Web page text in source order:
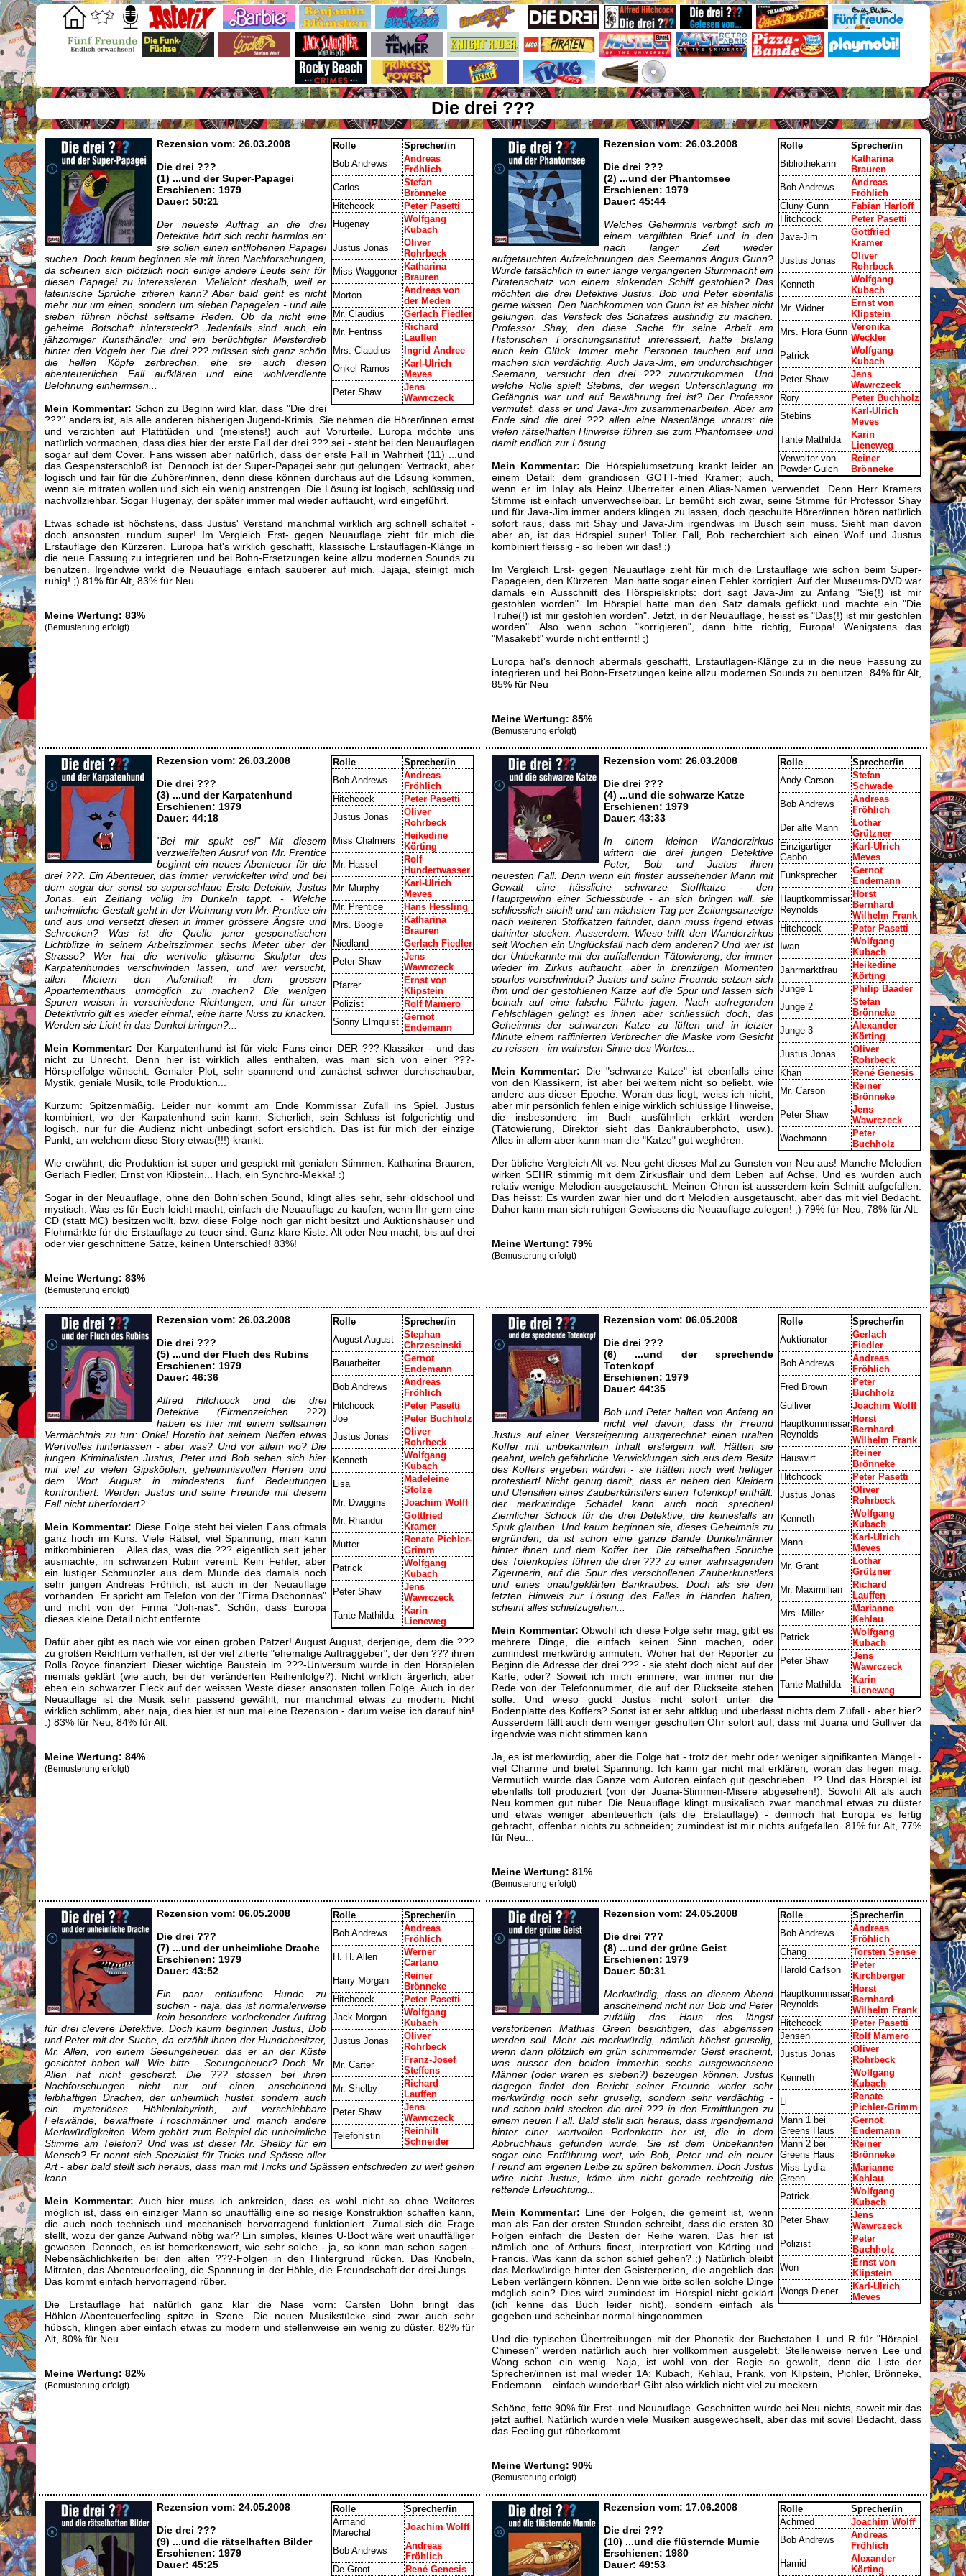
Die drei ???
Rolle
Sprecher/in
Bob Andrews
Andreas
Fröhlich
Carlos
Stefan
Brönneke
Hitchcock
Peter Pasetti
Hugenay
Wolfgang
Kubach
Justus Jonas
Oliver
Rohrbeck
Miss Waggoner
Katharina
Brauren
Morton
Andreas von
der Meden
Mr. Claudius
Gerlach Fiedler
Mr. Fentriss
Richard
Lauffen
Mrs. Claudius
Ingrid Andree
Onkel Ramos
Karl-Ulrich
Meves
Peter Shaw
Jens
Wawrczeck
Rezension vom: 26.03.2008
Die drei ???
(1) ...und der Super-Papagei
Erschienen: 1979
Dauer: 50:21
Der neueste Auftrag an die drei
Detektive hört sich recht harmlos an:
sie sollen einen entflohenen Papagei
suchen. Doch kaum beginnen sie mit ihren Nachforschungen,
da scheinen sich plötzlich noch einige andere Leute sehr für
diesen Papagei zu interessieren. Vielleicht deshalb, weil er
lateinische Sprüche zitieren kann? Aber bald geht es nicht
mehr nur um einen, sondern um sieben Papageien - und alle
sieben führen höchst seltsame Reden. Ob da nicht eine
geheime Botschaft hintersteckt? Jedenfalls sind auch ein
jähzorniger Kunsthändler und ein berüchtigter Meisterdieb
hinter den Vögeln her. Die drei ??? müssen sich ganz schön
die hellen Köpfe zerbrechen, ehe sie auch diesen
abenteuerlichen Fall aufklären und eine wohlverdiente
Belohnung einheimsen...
Mein Kommentar: Schon zu Beginn wird klar, dass "Die drei
???" anders ist, als alle anderen bisherigen Jugend-Krimis. Sie nehmen die Hörer/innen ernst
und verzichten auf Plattitüden und (meistens!) auch auf Vorurteile. Europa möchte uns
natürlich vormachen, dass dies hier der erste Fall der drei ??? sei - steht bei den Neuauflagen
sogar auf dem Cover. Fans wissen aber natürlich, dass der erste Fall in Wahrheit (11) ...und
das Gespensterschloß ist. Dennoch ist der Super-Papagei sehr gut gelungen: Vertrackt, aber
logisch und fair für die Zuhörer/innen, denn diese können durchaus auf die Lösung kommen,
wenn sie mitraten wollen und sich ein wenig anstrengen. Die Lösung ist logisch, schlüssig und
nachvollziehbar. Sogar Hugenay, der später immer mal wieder auftaucht, wird eingeführt.
Etwas schade ist höchstens, dass Justus' Verstand manchmal wirklich arg schnell schaltet -
doch ansonsten rundum super! Im Vergleich Erst- gegen Neuauflage zieht für mich die
Erstauflage den Kürzeren. Europa hat's wirklich geschafft, klassische Erstauflagen-Klänge in
die neue Fassung zu integrieren und bei Bohn-Ersetzungen keine allzu modernen Sounds zu
benutzen. Irgendwie wirkt die Neuauflage einfach sauberer auf mich. Jajaja, steinigt mich
ruhig! ;) 81% für Alt, 83% für Neu
Meine Wertung: 83%
(Bemusterung erfolgt)
Rolle
Sprecher/in
Bibliothekarin
Katharina
Brauren
Bob Andrews
Andreas
Fröhlich
Cluny Gunn
Fabian Harloff
Hitchcock
Peter Pasetti
Java-Jim
Gottfried
Kramer
Justus Jonas
Oliver
Rohrbeck
Kenneth
Wolfgang
Kubach
Mr. Widner
Ernst von
Klipstein
Mrs. Flora Gunn Veronika
Weckler
Patrick
Wolfgang
Kubach
Peter Shaw
Jens
Wawrczeck
Rory
Peter Buchholz
Stebins
Karl-Ulrich
Meves
Tante Mathilda
Karin
Lieneweg
Verwalter von
Powder Gulch
Reiner
Brönneke
Rezension vom: 26.03.2008
Die drei ???
(2) ...und der Phantomsee
Erschienen: 1979
Dauer: 45:44
Welches Geheimnis verbirgt sich in
einem vergilbten Brief und in den
nach langer Zeit wieder
aufgetauchten Aufzeichnungen des Seemanns Angus Gunn?
Wurde tatsächlich in einer lange vergangenen Sturmnacht ein
Piratenschatz von einem sinkenden Schiff gestohlen? Das
möchten die drei Detektive Justus, Bob und Peter ebenfalls
gerne wissen. Den Nachkommen von Gunn ist es bisher nicht
gelungen, das Versteck des Schatzes ausfindig zu machen.
Professor Shay, den diese Sache für seine Arbeit am
Historischen Forschungsinstitut interessiert, hatte bislang
auch kein Glück. Immer mehr Personen tauchen auf und
machen sich verdächtig. Auch Java-Jim, ein undurchsichtiger
Seemann, versucht den drei ??? zuvorzukommen. Und
welche Rolle spielt Stebins, der wegen Unterschlagung im
Gefängnis war und auf Bewährung frei ist? Der Professor
vermutet, dass er und Java-Jim zusammenarbeiten. Aber am
Ende sind die drei ??? allen eine Nasenlänge voraus: die
vielen rätselhaften Hinweise führen sie zum Phantomsee und
damit endlich zur Lösung.
Mein Kommentar: Die Hörspielumsetzung krankt leider an
einem Detail: dem grandiosen GOTT-fried Kramer; auch,
wenn er im Inlay als Heinz Überreiter einen Alias-Namen verwendet. Denn Herr Kramers
Stimme ist einfach unverwechselbar. Er bemüht sich zwar, seine Stimme für Professor Shay
und für Java-Jim immer anders klingen zu lassen, doch geschulte Hörer/innen hören natürlich
sofort raus, dass mit Shay und Java-Jim irgendwas im Busch sein muss. Sieht man davon
aber ab, ist das Hörspiel super! Toller Fall, Bob recherchiert sich einen Wolf und Justus
kombiniert fleissig - so lieben wir das! ;)
Im Vergleich Erst- gegen Neuauflage zieht für mich die Erstauflage wie schon beim Super-
Papageien, den Kürzeren. Man hatte sogar einen Fehler korrigiert. Auf der Museums-DVD war
damals ein Ausschnitt des Hörspielskripts: dort sagt Java-Jim zu Anfang "Sie(!) ist mir
gestohlen worden". Im Hörspiel hatte man den Satz damals geflickt und machte ein "Die
Truhe(!) ist mir gestohlen worden". Jetzt, in der Neuauflage, heisst es "Das(!) ist mir gestohlen
worden". Also wenn schon "korrigieren", dann bitte richtig, Europa! Wenigstens das
"Masakebt" wurde nicht entfernt! ;)
Europa hat's dennoch abermals geschafft, Erstauflagen-Klänge zu in die neue Fassung zu
integrieren und bei Bohn-Ersetzungen keine allzu modernen Sounds zu benutzen. 84% für Alt,
85% für Neu
Meine Wertung: 85%
(Bemusterung erfolgt)
Rolle
Sprecher/in
Bob Andrews
Andreas
Fröhlich
Hitchcock
Peter Pasetti
Justus Jonas
Oliver
Rohrbeck
Miss Chalmers
Heikedine
Körting
Mr. Hassel
Rolf
Hundertwasser
Mr. Murphy
Karl-Ulrich
Meves
Mr. Prentice
Hans Hessling
Mrs. Boogle
Katharina
Brauren
Niedland
Gerlach Fiedler
Peter Shaw
Jens
Wawrczeck
Pfarrer
Ernst von
Klipstein
Polizist
Rolf Mamero
Sonny Elmquist Gernot
Endemann
Rezension vom: 26.03.2008
Die drei ???
(3) ...und der Karpatenhund
Erschienen: 1979
Dauer: 44:18
"Bei mir spukt es!" Mit diesem
verzweifelten Ausruf von Mr. Prentice
beginnt ein neues Abenteuer für die
drei ???. Ein Abenteuer, das immer verwickelter wird und bei
dem sogar der sonst so superschlaue Erste Detektiv, Justus
Jonas, ein Zeitlang völlig im Dunkeln tappt. - Welche
unheimliche Gestalt geht in der Wohnung von Mr. Prentice ein
und aus und versetzt diesen in immer grössere Ängste und
Schrecken? Was ist die Quelle jener gespenstischen
Lichtblitze in seinem Arbeitszimmer, sechs Meter über der
Strasse? Wer hat die wertvolle gläserne Skulptur des
Karpatenhundes verschwinden lassen, und wer versucht,
allen Mietern den Aufenthalt in dem grossen
Appartementhaus unmöglich zu machen? Die wenigen
Spuren weisen in verschiedene Richtungen, und für unser
Detektivtrio gilt es wieder einmal, eine harte Nuss zu knacken.
Werden sie Licht in das Dunkel bringen?...
Mein Kommentar: Der Karpatenhund ist für viele Fans einer DER ???-Klassiker - und das
nicht zu Unrecht. Denn hier ist wirklich alles enthalten, was man sich von einer ???-
Hörspielfolge wünscht. Genialer Plot, sehr spannend und zunächst schwer durchschaubar,
Mystik, geniale Musik, tolle Produktion...
Kurzum: Spitzenmäßig. Leider nur kommt am Ende Kommissar Zufall ins Spiel. Justus
kombiniert, wo der Karpatenhund sein kann. Sicherlich, sein Schluss ist folgerichtig und
logisch, nur für die Audienz nicht unbedingt sofort ersichtlich. Das ist für mich der einzige
Punkt, an welchem diese Story etwas(!!!) krankt.
Wie erwähnt, die Produktion ist super und gespickt mit genialen Stimmen: Katharina Brauren,
Gerlach Fiedler, Ernst von Klipstein... Hach, ein Synchro-Mekka! :)
Sogar in der Neuauflage, ohne den Bohn'schen Sound, klingt alles sehr, sehr oldschool und
mystisch. Was es für Euch leicht macht, einfach die Neuauflage zu kaufen, wenn Ihr gern eine
CD (statt MC) besitzen wollt, bzw. diese Folge noch gar nicht besitzt und Auktionshäuser und
Flohmärkte für die Erstauflage zu teuer sind. Ganz klare Kiste: Alt oder Neu macht, bis auf drei
oder vier geschnittene Sätze, keinen Unterschied! 83%!
Meine Wertung: 83%
(Bemusterung erfolgt)
Rolle
Sprecher/in
Andy Carson
Stefan
Schwade
Bob Andrews
Andreas
Fröhlich
Der alte Mann
Lothar
Grützner
Einzigartiger
Gabbo
Karl-Ulrich
Meves
Funksprecher
Gernot
Endemann
Hauptkommissar
Reynolds
Horst
Bernhard
Wilhelm Frank
Hitchcock
Peter Pasetti
Iwan
Wolfgang
Kubach
Jahrmarktfrau
Heikedine
Körting
Junge 1
Philip Baader
Junge 2
Stefan
Brönneke
Junge 3
Alexander
Körting
Justus Jonas
Oliver
Rohrbeck
Khan
René Genesis
Mr. Carson
Reiner
Brönneke
Peter Shaw
Jens
Wawrczeck
Wachmann
Peter
Buchholz
Rezension vom: 26.03.2008
Die drei ???
(4) ...und die schwarze Katze
Erschienen: 1979
Dauer: 43:33
In einem kleinen Wanderzirkus
wittern die drei jungen Detektive
Peter, Bob und Justus ihren
neuesten Fall. Denn wenn ein finster aussehender Mann mit
Gewalt eine hässliche schwarze Stoffkatze - den
Hauptgewinn einer Schiessbude - an sich bringen will, sie
schliesslich stiehlt und am nächsten Tag per Zeitungsanzeige
nach weiteren Stoffkatzen fahndet, dann muss irgend etwas
dahinter stecken. Ausserdem: Wieso trifft den Wanderzirkus
seit Wochen ein Unglücksfall nach dem anderen? Und wer ist
der Unbekannte mit der auffallenden Tätowierung, der immer
wieder im Zirkus auftaucht, aber in brenzligen Momenten
spurlos verschwindet? Justus und seine Freunde setzen sich
ihm und der gestohlenen Katze auf die Spur und lassen sich
beinah auf eine falsche Fährte jagen. Nach aufregenden
Fehlschlägen gelingt es ihnen aber schliesslich doch, das
Geheimnis der schwarzen Katze zu lüften und in letzter
Minute einem raffinierten Verbrecher die Maske vom Gesicht
zu reissen - im wahrsten Sinne des Wortes...
Mein Kommentar: Die "schwarze Katze" ist ebenfalls eine
von den Klassikern, ist aber bei weitem nicht so beliebt, wie
andere aus dieser Epoche. Woran das liegt, weiss ich nicht,
aber mir persönlich fehlen einige wirklich schlüssige Hinweise,
die insbesondere im Buch ausführlich erklärt werden
(Tätowierung, Direktor sieht das Bankräuberphoto, usw.).
Alles in allem aber kann man die "Katze" gut weghören.
Der übliche Vergleich Alt vs. Neu geht dieses Mal zu Gunsten von Neu aus! Manche Melodien
wirken SEHR stimmig mit dem Zirkusflair und dem Leben auf Achse. Und es wurden auch
relativ wenige Melodien ausgetauscht. Meinen Ohren ist ausserdem kein Schnitt aufgefallen.
Das heisst: Es wurden zwar hier und dort Melodien ausgetauscht, aber das mit viel Bedacht.
Daher kann man sich ruhigen Gewissens die Neuauflage zulegen! ;) 79% für Neu, 78% für Alt.
Meine Wertung: 79%
(Bemusterung erfolgt)
Rolle
Sprecher/in
August August
Stephan
Chrzescinski
Bauarbeiter
Gernot
Endemann
Bob Andrews
Andreas
Fröhlich
Hitchcock
Peter Pasetti
Joe
Peter Buchholz
Justus Jonas
Oliver
Rohrbeck
Kenneth
Wolfgang
Kubach
Lisa
Madeleine
Stolze
Mr. Dwiggins
Joachim Wolff
Mr. Rhandur
Gottfried
Kramer
Mutter
Renate Pichler-
Grimm
Patrick
Wolfgang
Kubach
Peter Shaw
Jens
Wawrczeck
Tante Mathilda
Karin
Lieneweg
Rezension vom: 26.03.2008
Die drei ???
(5) ...und der Fluch des Rubins
Erschienen: 1979
Dauer: 46:36
Alfred Hitchcock und die drei
Detektive (Firmenzeichen ???)
haben es hier mit einem seltsamen
Vermächtnis zu tun: Onkel Horatio hat seinem Neffen etwas
Wertvolles hinterlassen - aber was? Und vor allem wo? Die
jungen Kriminalisten Justus, Peter und Bob sehen sich hier
mit viel zu vielen Gipsköpfen, geheimnisvollen Herren und
dem Wort August in mindestens fünf Bedeutungen
konfrontiert. Werden Justus und seine Freunde mit diesem
Fall nicht überfordert?
Mein Kommentar: Diese Folge steht bei vielen Fans oftmals
ganz hoch im Kurs. Viele Rätsel, viel Spannung, man kann
mitkombinieren... Alles das, was die ??? eigentlich seit jeher
ausmachte, im schwarzen Rubin vereint. Kein Fehler, aber
ein lustiger Schmunzler aus dem Munde des damals noch
sehr jungen Andreas Fröhlich, ist auch in der Neuauflage
vorhanden. Er spricht am Telefon von der "Firma Dschonnäs"
und nicht von der Firma "Joh-nas". Schön, dass Europa
dieses kleine Detail nicht entfernte.
Dafür aber gibt es nach wie vor einen groben Patzer! August August, derjenige, dem die ???
zu großen Reichtum verhalfen, ist der viel zitierte "ehemalige Auftraggeber", der den ??? ihren
Rolls Royce finanziert. Dieser wichtige Baustein im ???-Universum wurde in den Hörspielen
niemals geklärt (wie auch, bei der veränderten Reihenfolge?). Nicht wirklich ärgerlich, aber
eben ein schwarzer Fleck auf der weissen Weste dieser ansonsten tollen Folge. Auch in der
Neuauflage ist die Musik sehr passend gewählt, nur manchmal etwas zu modern. Nicht
wirklich schlimm, aber naja, dies hier ist nun mal eine Rezension - darum weise ich darauf hin!
:) 83% für Neu, 84% für Alt.
Meine Wertung: 84%
(Bemusterung erfolgt)
Rolle
Sprecher/in
Auktionator
Gerlach
Fiedler
Bob Andrews
Andreas
Fröhlich
Fred Brown
Peter
Buchholz
Gulliver
Joachim Wolff
Hauptkommissar
Reynolds
Horst
Bernhard
Wilhelm Frank
Hauswirt
Reiner
Brönneke
Hitchcock
Peter Pasetti
Justus Jonas
Oliver
Rohrbeck
Kenneth
Wolfgang
Kubach
Mann
Karl-Ulrich
Meves
Mr. Grant
Lothar
Grützner
Mr. Maximillian
Richard
Lauffen
Mrs. Miller
Marianne
Kehlau
Patrick
Wolfgang
Kubach
Peter Shaw
Jens
Wawrczeck
Tante Mathilda
Karin
Lieneweg
Rezension vom: 06.05.2008
Die drei ???
(6) ...und der sprechende
Totenkopf
Erschienen: 1979
Dauer: 44:35
Bob und Peter halten von Anfang an
nicht viel davon, dass ihr Freund
Justus auf einer Versteigerung ausgerechnet einen uralten
Koffer mit unbekanntem Inhalt ersteigern will. Hätten sie
geahnt, welch gefährliche Verwicklungen sich aus dem Besitz
des Koffers ergeben würden - sie hätten noch weit heftiger
protestiert! Nicht genug damit, dass er neben den Kleidern
und Utensilien eines Zauberkünstlers einen Totenkopf enthält:
der merkwürdige Schädel kann auch noch sprechen!
Ziemlicher Schock für die drei Detektive, die keinesfalls an
Spuk glauben. Und kaum beginnen sie, dieses Geheimnis zu
ergründen, da ist schon eine ganze Bande Dunkelmänner
hinter ihnen und dem Koffer her. Die rätselhaften Sprüche
des Totenkopfes führen die drei ??? zu einer wahrsagenden
Zigeunerin, auf die Spur des verschollenen Zauberkünstlers
und eines unaufgeklärten Bankraubes. Doch als sie den
letzten Hinweis zur Lösung des Falles in Händen halten,
scheint alles schiefzugehen...
Mein Kommentar: Obwohl ich diese Folge sehr mag, gibt es
mehrere Dinge, die einfach keinen Sinn machen, oder
zumindest merkwürdig anmuten. Woher hat der Reporter zu
Beginn die Adresse der drei ??? - sie steht doch nicht auf der
Karte, oder? Soweit ich mich erinnere, war immer nur die
Rede von der Telefonnummer, die auf der Rückseite stehen
solle. Und wieso guckt Justus nicht sofort unter die
Bodenplatte des Koffers? Sonst ist er sehr altklug und überlässt nichts dem Zufall - aber hier?
Ausserdem fällt auch dem weniger geschulten Ohr sofort auf, dass mit Juana und Gulliver da
irgendwie was nicht stimmen kann...
Ja, es ist merkwürdig, aber die Folge hat - trotz der mehr oder weniger signifikanten Mängel -
viel Charme und bietet Spannung. Ich kann gar nicht mal erklären, woran das liegen mag.
Vermutlich wurde das Ganze vom Autoren einfach gut geschrieben...!? Und das Hörspiel ist
ebenfalls toll produziert (von der Juana-Stimmen-Misere abgesehen!). Sowohl Alt als auch
Neu kommen gut rüber. Die Neuauflage klingt musikalisch zwar manchmal etwas zu düster
und etwas weniger abenteuerlich (als die Erstauflage) - dennoch hat Europa es fertig
gebracht, offenbar nichts zu schneiden; zumindest ist mir nichts aufgefallen. 81% für Alt, 77%
für Neu...
Meine Wertung: 81%
(Bemusterung erfolgt)
Rolle
Sprecher/in
Bob Andrews
Andreas
Fröhlich
H. H. Allen
Werner
Cartano
Harry Morgan
Reiner
Brönneke
Hitchcock
Peter Pasetti
Jack Morgan
Wolfgang
Kubach
Justus Jonas
Oliver
Rohrbeck
Mr. Carter
Franz-Josef
Steffens
Mr. Shelby
Richard
Lauffen
Peter Shaw
Jens
Wawrczeck
Telefonistin
Reinhilt
Schneider
Rezension vom: 06.05.2008
Die drei ???
(7) ...und der unheimliche Drache
Erschienen: 1979
Dauer: 43:52
Ein paar entlaufene Hunde zu
suchen - naja, das ist normalerweise
kein besonders verlockender Auftrag
für drei clevere Detektive. Doch kaum beginnen Justus, Bob
und Peter mit der Suche, da erzählt ihnen der Hundebesitzer,
Mr. Allen, von einem Seeungeheuer, das er an der Küste
gesichtet haben will. Wie bitte - Seeungeheuer? Doch Mr.
Allen hat nicht gescherzt. Die ??? stossen bei ihren
Nachforschungen nicht nur auf einen anscheinend
leibhaftigen Drachen, der unheimlich hustet, sondern auch
ein mysteriöses Höhlenlabyrinth, auf verschiebbare
Felswände, bewaffnete Froschmänner und manch andere
Merkwürdigkeiten. Wem gehört zum Beispiel die unheimliche
Stimme am Telefon? Und was ist dieser Mr. Shelby für ein
Mensch? Er nennt sich Spezialist für Tricks und Spässe aller
Art - aber bald stellt sich heraus, dass man mit Tricks und Spässen entschieden zu weit gehen
kann...
Mein Kommentar: Auch hier muss ich ankreiden, dass es wohl nicht so ohne Weiteres
möglich ist, dass ein einziger Mann so unauffällig eine so riesige Konstruktion schaffen kann,
die auch noch technisch und mechanisch hervorragend funktioniert. Zumal sich die Frage
stellt, wozu der ganze Aufwand nötig war? Ein simples, kleines U-Boot wäre weit unauffälliger
gewesen. Dennoch, es ist bemerkenswert, wie sehr solche - ja, so kann man schon sagen -
Nebensächlichkeiten bei den alten ???-Folgen in den Hintergrund rücken. Das Knobeln,
Mitraten, das Abenteuerfeeling, die Spannung in der Höhle, die Freundschaft der drei Jungs...
Das kommt einfach hervorragend rüber.
Die Erstauflage hat natürlich ganz klar die Nase vorn: Carsten Bohn bringt das
Höhlen-/Abenteuerfeeling spitze in Szene. Die neuen Musikstücke sind zwar auch sehr
hübsch, klingen aber einfach etwas zu modern und stellenweise ein wenig zu düster. 82% für
Alt, 80% für Neu...
Meine Wertung: 82%
(Bemusterung erfolgt)
Rolle
Sprecher/in
Bob Andrews
Andreas
Fröhlich
Chang
Torsten Sense
Harold Carlson
Peter
Kirchberger
Hauptkommissar
Reynolds
Horst
Bernhard
Wilhelm Frank
Hitchcock
Peter Pasetti
Jensen
Rolf Mamero
Justus Jonas
Oliver
Rohrbeck
Kenneth
Wolfgang
Kubach
Li
Renate
Pichler-Grimm
Mann 1 bei
Greens Haus
Gernot
Endemann
Mann 2 bei
Greens Haus
Reiner
Brönneke
Miss Lydia
Green
Marianne
Kehlau
Patrick
Wolfgang
Kubach
Peter Shaw
Jens
Wawrczeck
Polizist
Peter
Buchholz
Won
Ernst von
Klipstein
Wongs Diener
Karl-Ulrich
Meves
Rezension vom: 24.05.2008
Die drei ???
(8) ...und der grüne Geist
Erschienen: 1979
Dauer: 50:31
Merkwürdig, dass an diesem Abend
anscheinend nicht nur Bob und Peter
zufällig das Haus des längst
verstorbenen Mathias Green besichtigen, das abgerissen
werden soll. Mehr als merkwürdig, nämlich höchst gruselig,
wenn dann plötzlich ein grün schimmernder Geist erscheint,
was ausser den beiden immerhin sechs ausgewachsene
Männer (oder waren es sieben?) bezeugen können. Justus
dagegen findet den Bericht seiner Freunde weder sehr
merkwürdig noch sehr gruselig, sondern sehr verdächtig -
und schon bald stecken die drei ??? in den Ermittlungen zu
einem neuen Fall. Bald stellt sich heraus, dass irgendjemand
hinter einer wertvollen Perlenkette her ist, die in dem
Abbruchhaus gefunden wurde. Sie ist dem Unbekannten
sogar eine Entführung wert, wie Bob, Peter und ein neuer
Freund am eigenen Leibe zu spüren bekommen. Doch Justus
wäre nicht Justus, käme ihm nicht gerade rechtzeitig die
rettende Erleuchtung...
Mein Kommentar: Eine der Folgen, die gemeint ist, wenn
man als Fan der ersten Stunden schreibt, dass die ersten 30
Folgen einfach die Besten der Reihe waren. Das hier ist
nämlich one of Arthurs finest, interpretiert von Körting und
Francis. Was kann da schon schief gehen? ;) Natürlich bleibt
das Merkwürdige hinter den Geisterperlen, die angeblich das
Leben verlängern können. Denn wie bitte sollen solche Dinge
möglich sein? Dies wird zumindest im Hörspiel nicht geklärt
(ich kenne das Buch leider nicht), sondern einfach als
gegeben und scheinbar normal hingenommen.
Und die typischen Übertreibungen mit der Phonetik der Buchstaben L und R für "Hörspiel-
Chinesen" werden natürlich auch hier vollkommen ausgelebt. Stellenweise nerven Lee und
Wong schon ein wenig. Naja, ist wohl von der Regie so gewollt, denn die Liste der
Sprecher/innen ist mal wieder 1A: Kubach, Kehlau, Frank, von Klipstein, Pichler, Brönneke,
Endemann... einfach wunderbar! Gibt also wirklich nicht viel zu meckern.
Schöne, fette 90% für Erst- und Neuauflage. Geschnitten wurde bei Neu nichts, soweit mir das
jetzt auffiel. Natürlich wurden viele Musiken ausgewechselt, aber das mit soviel Bedacht, dass
das Feeling gut rüberkommt.
Meine Wertung: 90%
(Bemusterung erfolgt)
Rolle
Sprecher/in
Armand
Marechal
Joachim Wolff
Bob Andrews
Andreas
Fröhlich
De Groot
René Genesis
Rezension vom: 24.05.2008
Die drei ???
(9) ...und die rätselhaften Bilder
Erschienen: 1979
Dauer: 45:25
Rolle
Sprecher/in
Achmed
Joachim Wolff
Bob Andrews
Andreas
Fröhlich
Hamid
Alexander
Körting
Rezension vom: 17.06.2008
Die drei ???
(10) ...und die flüsternde Mumie
Erschienen: 1980
Dauer: 49:53